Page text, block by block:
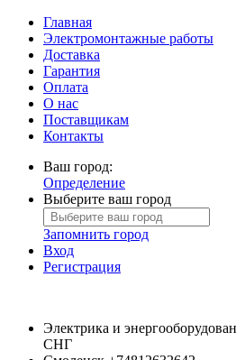
Главная
Электромонтажные работы
Доставка
Гарантия
Оплата
О нас
Поставщикам
Контакты
Ваш город:
Определение
Выберите ваш город
Запомнить город
Вход
Регистрация
Электрика и
СНГ